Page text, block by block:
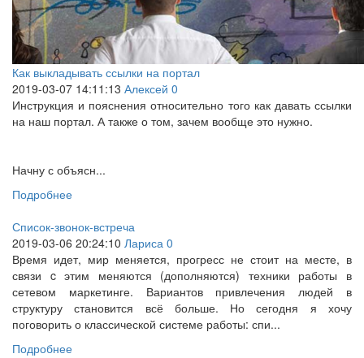
Как выкладывать ссылки на портал
2019-03-07 14:11:13 Алексей 0
Инструкция и пояснения относительно того как давать ссылки
на наш портал. А также о том, зачем вообще это нужно.
Начну с объясн...
Подробнее
Список-звонок-встреча
2019-03-06 20:24:10 Лариса 0
Время идет, мир меняется, прогресс не стоит на месте, в
связи c этим меняются (дополняются) техники работы в
сетевом маркетинге. Вариантов привлечения людей в
структуру становится всё больше. Но сегодня я хочу
поговорить о классической системе работы: спи...
Подробнее